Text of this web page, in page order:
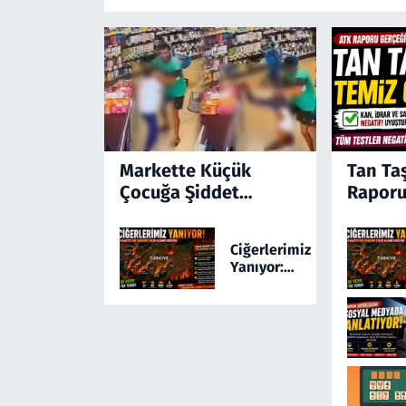
Markette Küçük
Çocuğa Şiddet
Ayağa Kaldıran
Olayda Şüpheli
Gözaltında
Ciğerlerimiz
Yanıyor:
Tan